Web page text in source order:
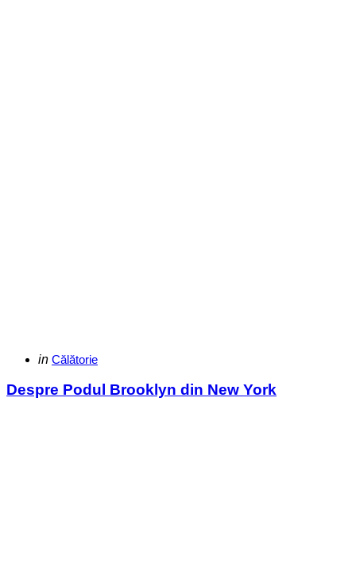
Categories
Posted
in Călătorie
Despre Podul Brooklyn din New York